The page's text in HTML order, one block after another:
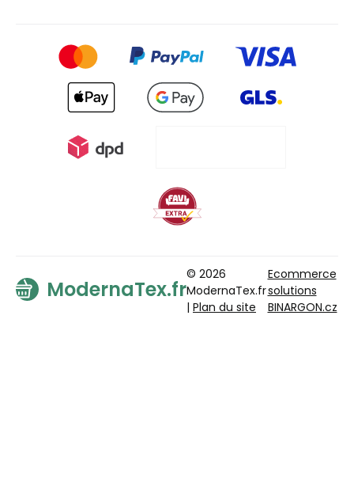
ModernaTex.fr
© 2026
ModernaTex.fr
| Plan du site
Ecommerce
solutions
BINARGON.cz